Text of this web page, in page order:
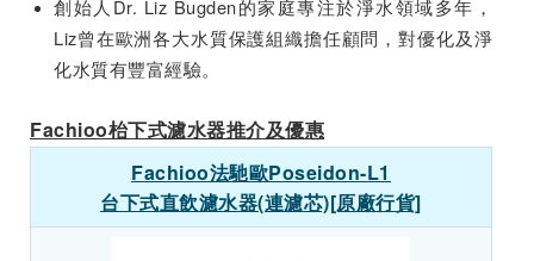
創始人Dr. Liz Bugden的家庭專注於淨水領域多年，
Liz曾在歐洲各大水質保護組織擔任顧問，對優化及淨
化水質有豐富經驗。
Fachioo枱下式濾水器推介及優惠
Fachioo法馳歐Poseidon-L1
台下式直飲濾水器(連濾芯)[原廠行貨]